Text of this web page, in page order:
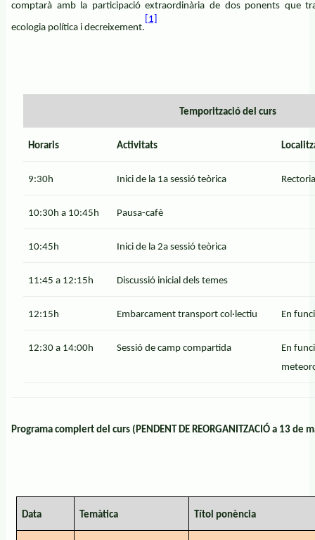
comptarà amb la participació extraordinària de dos ponents que
ecologia política i decreixement.
[1]
Temporització del curs
Horaris Activitats
9:30h Inici de la 1a sessió teòrica
10:30h a 10:45h Pausa-cafè
10:45h Inici de la 2a sessió teòrica
11:45 a 12:15h Discussió inicial dels temes
12:15h Embarcament transport col·lectiu En
12:30 a 14:00h Sessió de camp compartida
En
Programa complert del curs (PENDENT DE REORGANITZACIÓ a 13 de
Data Temàtica Títol ponència